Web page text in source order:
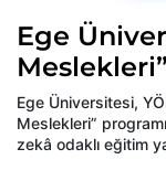
Ege
Ege Üniversitesi,
Meslekleri”
zekâ odaklı eğitim